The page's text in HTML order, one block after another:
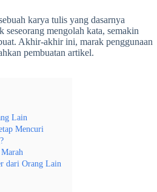
karya tulis yang dasarnya
seseorang mengolah kata, semakin
Akhir-akhir ini, marak penggunaan
pembuatan artikel.
Lain
Mencuri
dari Orang Lain